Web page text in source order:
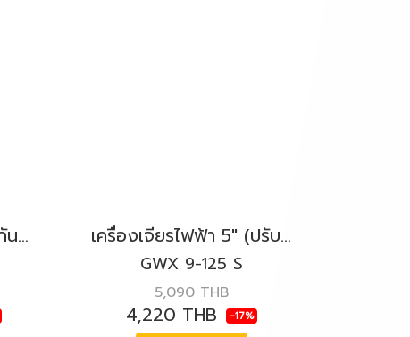
เครื่องเจียรไฟฟ้า 5" (กันสะบัด) 1,800W. BOSCH รุ่น GWS 18-125 SPL สวิตช์บีบ เครื่องเจียรไฟฟ้า 5" (ปรับรอบ X-LOCK) 900W. BOSCH รุ่น GWX 9-125 S สวิตช์ข้างล็อค
GWX 9-125 S
5,090 THB
4,220 THB -17%